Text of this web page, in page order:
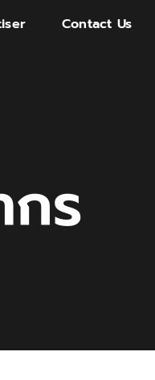
Contact Us
ร